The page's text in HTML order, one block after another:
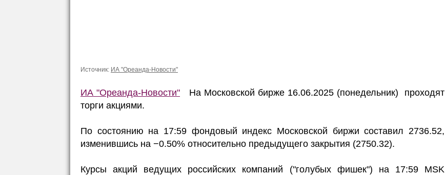
Источник: ИА "Ореанда-Новости"
ИА "Ореанда-Новости" На Московской бирже 16.06.2025 (понедельник) проходят
торги акциями.
По состоянию на 17:59 фондовый индекс Московской биржи составил 2736.52,
изменившись на −0.50% относительно предыдущего закрытия (2750.32).
Курсы акций ведущих российских компаний ("голубых фишек") на 17:59 MSK